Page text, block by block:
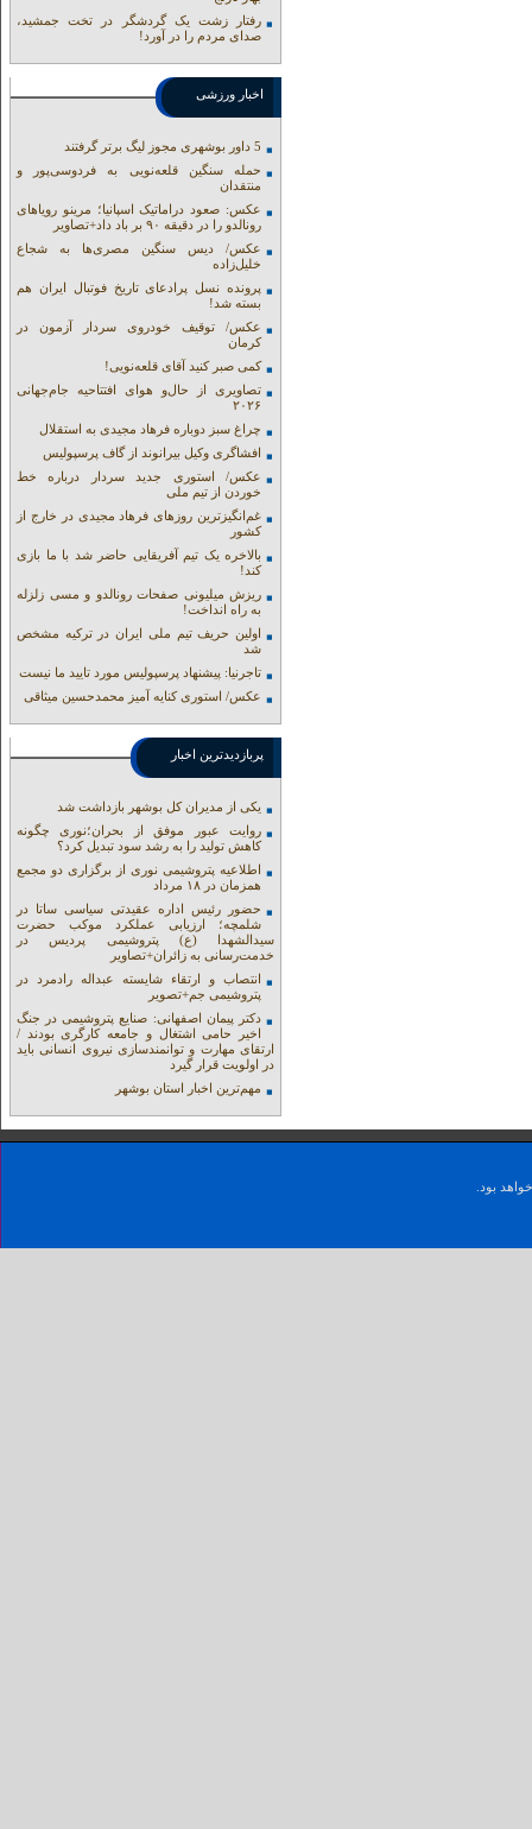
رفتار زشت یک گردشگر در تخت جمشید،
صدای مردم را در آورد!
اخبار ورزشی
5 داور بوشهری مجوز لیگ برتر گرفتند
حمله سنگین قلعه‌نویی به فردوسی‌پور و
منتقدان
عکس: صعود دراماتیک اسپانیا؛ مرینو رویاهای
رونالدو را در دقیقه ۹۰ بر باد داد+تصاویر
عکس/ دیس سنگین مصری‌ها به شجاع
خلیل‌زاده
پرونده نسل پرادعای تاریخ فوتبال ایران هم
بسته شد!
عکس/ توقیف خودروی سردار آزمون در
کرمان
کمی صبر کنید آقای قلعه‌نویی!
تصاویری از حال‌و هوای افتتاحیه جام‌جهانی
۲۰۲۶
چراغ سبز دوباره فرهاد مجیدی به استقلال
افشاگری وکیل بیرانوند از گاف‌ پرسپولیس
عکس/ استوری جدید سردار درباره خط
خوردن از تیم ملی
غم‌انگیزترین روزهای فرهاد مجیدی در خارج از
کشور
بالاخره یک تیم آفریقایی حاضر شد با ما بازی
کند!
ریزش میلیونی صفحات رونالدو و مسی زلزله
به راه انداخت!
اولین حریف تیم ملی ایران در ترکیه مشخص
شد
تاجرنیا: پیشنهاد پرسپولیس مورد تایید ما نیست
عکس/ استوری کنایه آمیز محمدحسین میثاقی
پربازدیدترین اخبار
یکی از مدیران کل بوشهر بازداشت شد
روایت عبور موفق از بحران؛نوری چگونه
کاهش تولید را به رشد سود تبدیل کرد؟
اطلاعیه پتروشیمی نوری از برگزاری دو مجمع
همزمان در ۱۸ مرداد
حضور رئیس اداره عقیدتی سیاسی ساتا در
شلمچه؛ ارزیابی عملکرد موکب حضرت
سیدالشهدا (ع) پتروشیمی پردیس در
خدمت‌رسانی به زائران+تصاویر
انتصاب و ارتقاء شایسته عبداله رادمرد در
پتروشیمی جم+تصویر
دکتر پیمان اصفهانی: صنایع پتروشیمی در جنگ
اخیر حامی اشتغال و جامعه کارگری بودند /
ارتقای مهارت و توانمندسازی نیروی انسانی باید
در اولویت قرار گیرد
مهم‌ترین اخبار استان بوشهر
بود.